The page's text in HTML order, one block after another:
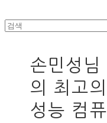
손민성님
의 최고의
성능 컴퓨